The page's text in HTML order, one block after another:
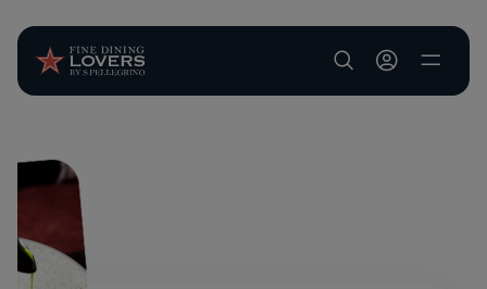
User account